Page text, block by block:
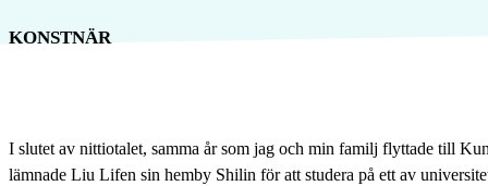
KONSTNÄR
I slutet av nittiotalet, samma år som jag och min familj flyttade till
lämnade Liu Lifen sin hemby Shilin för att studera på ett av